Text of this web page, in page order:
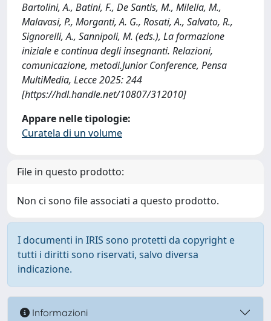
Bartolini, A., Batini, F., De Santis, M., Milella, M.,
Malavasi, P., Morganti, A. G., Rosati, A., Salvato, R.,
Signorelli, A., Sannipoli, M. (eds.), La formazione
iniziale e continua degli insegnanti. Relazioni,
comunicazione, metodi.Junior Conference, Pensa
MultiMedia, Lecce 2025: 244
[https://hdl.handle.net/10807/312010]
Appare nelle tipologie:
Curatela di un volume
File in questo prodotto:
Non ci sono file associati a questo prodotto.
I documenti in IRIS sono protetti da copyright e
tutti i diritti sono riservati, salvo diversa
indicazione.
Informazioni